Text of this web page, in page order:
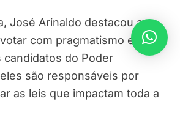
José Arinaldo destacou a
com pragmatismo e
do Poder
são responsáveis por
as leis que impactam toda a